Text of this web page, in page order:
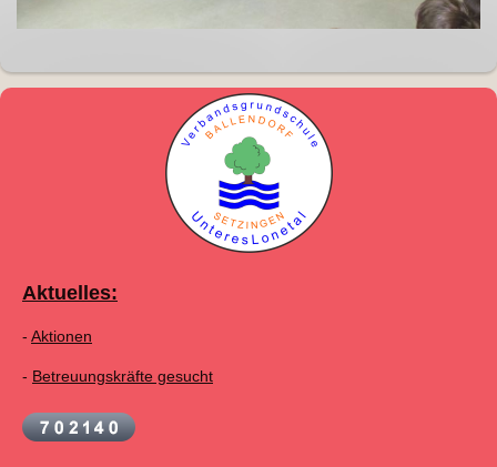
Aktuelles:
- Aktionen
- Betreuungskräfte gesucht